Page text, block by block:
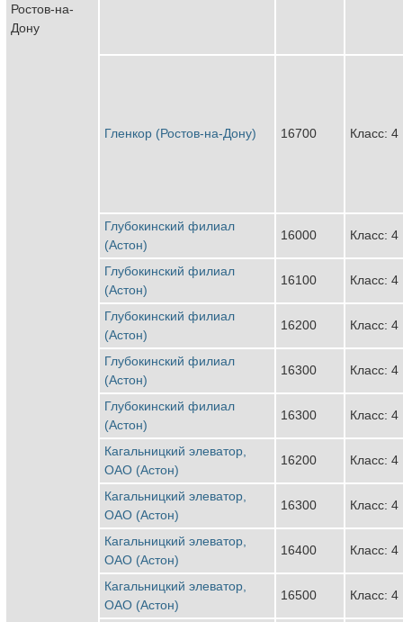
Ростов-на-
Дону
Гленкор (Ростов-на-Дону) 16700 Класс: 4
Глубокинский филиал
(Астон)
16000 Класс: 4
Глубокинский филиал
(Астон)
16100 Класс: 4
Глубокинский филиал
(Астон)
16200 Класс: 4
Глубокинский филиал
(Астон)
16300 Класс: 4
Глубокинский филиал
(Астон)
16300 Класс: 4
Кагальницкий элеватор,
ОАО (Астон)
16200 Класс: 4
Кагальницкий элеватор,
ОАО (Астон)
16300 Класс: 4
Кагальницкий элеватор,
ОАО (Астон)
16400 Класс: 4
Кагальницкий элеватор,
ОАО (Астон)
16500 Класс: 4